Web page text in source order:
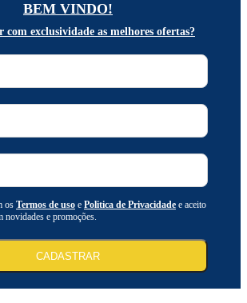
BEM VINDO!
com exclusividade as melhores ofertas?
os Termos de uso e Politica de Privacidade e aceito
novidades e promoções.
CADASTRAR